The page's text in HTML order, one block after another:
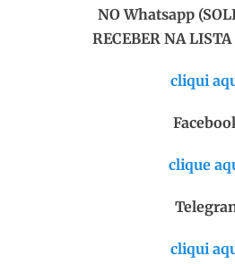
NO Whatsapp
RECEBER NA
cliqui
clique
cliqui